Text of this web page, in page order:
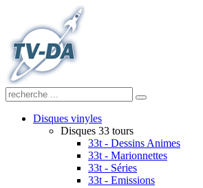
Disques vinyles
Disques 33 tours
33t - Dessins Animes
33t - Marionnettes
33t - Séries
33t - Emissions